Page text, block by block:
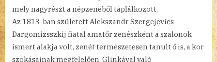
mely nagyrészt a népzenéből táplálkozott.
Az 1813-ban született Alekszandr Szergejevics
Dargomizsszkij fiatal amatőr zenészként a szalonok
ismert alakja volt, zenét természetesen tanult ő is, a kor
szokásainak megfelelően. Glinkával való